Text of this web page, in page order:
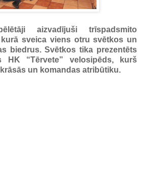
aizvadījuši trīspadsmito
sveica viens otru svētkos un
biedrus. Svētkos tika prezentēts
HK “Tērvete” velosipēds, kurš
un komandas atribūtiku.